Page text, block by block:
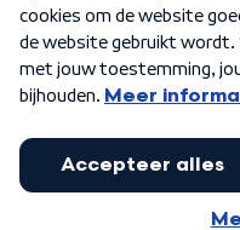
Algemene voorwaarden